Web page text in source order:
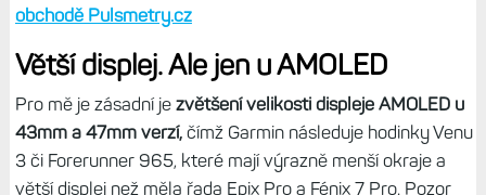
obchodě Pulsmetry.cz
Větší displej. Ale jen u AMOLED
Pro mě je zásadní je zvětšení velikosti displeje AMOLED u
43mm a 47mm verzí,čímž Garmin následuje hodinky Venu
3 či Forerunner 965, které mají výrazně menší okraje a
větší displej než měla řada Epix Pro a Fénix 7 Pro. Pozor